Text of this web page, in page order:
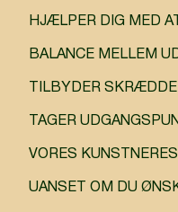
HJÆLPER DIG MED
BALANCE MELLEM
TILBYDER
TAGER
VORES
UANSET OM DU